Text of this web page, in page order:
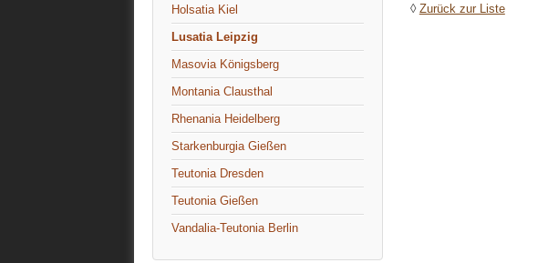
Holsatia Kiel
Lusatia Leipzig
Masovia Königsberg
Montania Clausthal
Rhenania Heidelberg
Starkenburgia Gießen
Teutonia Dresden
Teutonia Gießen
Vandalia-Teutonia Berlin
◊ Zurück zur Liste